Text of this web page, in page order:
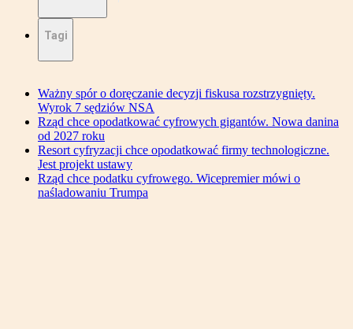
Tagi
Ważny spór o doręczanie decyzji fiskusa rozstrzygnięty.
Wyrok 7 sędziów NSA
Rząd chce opodatkować cyfrowych gigantów. Nowa danina
od 2027 roku
Resort cyfryzacji chce opodatkować firmy technologiczne.
Jest projekt ustawy
Rząd chce podatku cyfrowego. Wicepremier mówi o
naśladowaniu Trumpa